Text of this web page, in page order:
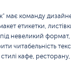
має команду
етикетки,
невеликий формат,
читабельність
кафе,